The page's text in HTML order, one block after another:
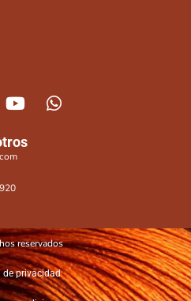
reservados
privacidad